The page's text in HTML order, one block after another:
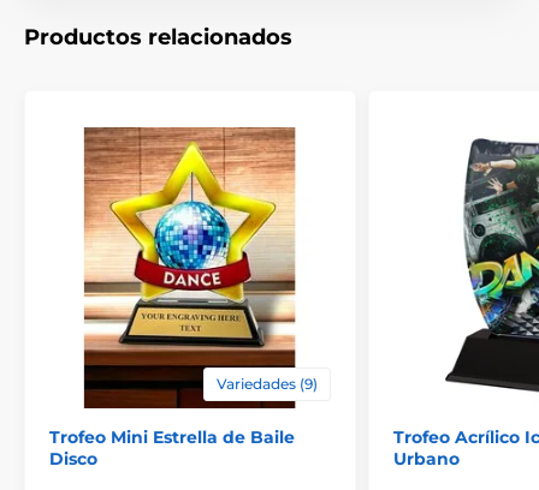
Productos relacionados
Variedades (9)
Trofeo Mini Estrella de Baile
Disco
Trofeo Acrílico
Urbano